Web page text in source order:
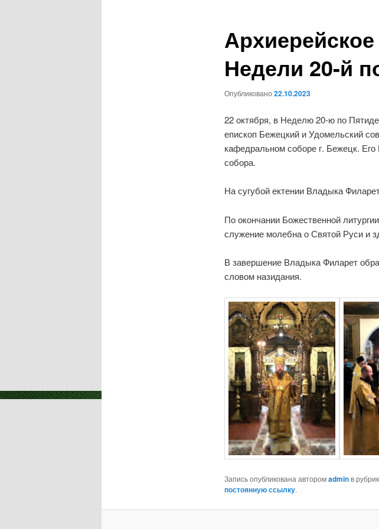
Недели 20-й
Опубликовано 22.10.2023
22 октября, в Неделю 20-ю по
епископ Бежецкий и Удомельский
кафедральном соборе г. Бежецк.
собора.
На сугубой ектении Владыка
По окончании Божественной
служение молебна о Святой Руси и
В завершение Владыка Филарет
словом назидания.
Запись опубликована авторомadminв
постоянную ссылку.